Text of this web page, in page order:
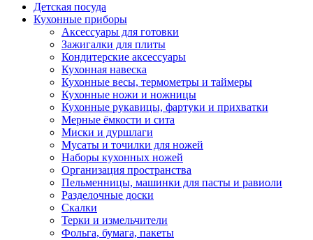
Детская посуда
Кухонные приборы
Аксессуары для готовки
Зажигалки для плиты
Кондитерские аксессуары
Кухонная навеска
Кухонные весы, термометры и таймеры
Кухонные ножи и ножницы
Кухонные рукавицы, фартуки и прихватки
Мерные ёмкости и сита
Миски и дуршлаги
Мусаты и точилки для ножей
Наборы кухонных ножей
Организация пространства
Пельменницы, машинки для пасты и равиоли
Разделочные доски
Скалки
Терки и измельчители
Фольга, бумага, пакеты